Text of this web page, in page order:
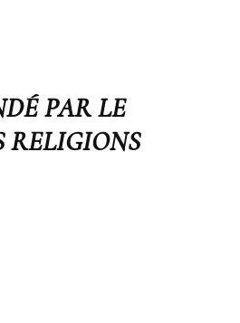
PAR LE
RELIGIONS